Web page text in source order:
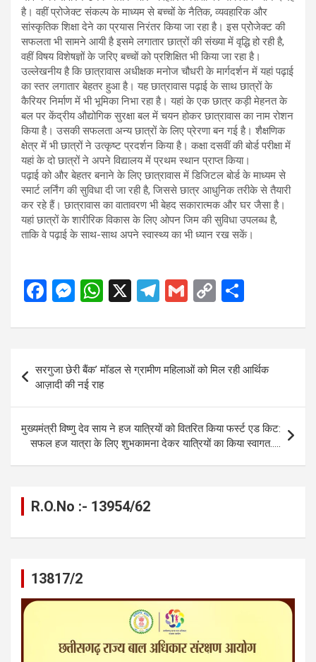
है। वहीं प्रोजेक्ट संकल्प के माध्यम से बच्चों के नैतिक, व्यवहारिक और
सांस्कृतिक शिक्षा देने का प्रयास निरंतर किया जा रहा है। इस प्रोेजेक्ट की
सफलता भी सामने आयी है इसमे लगातार छात्रों की संख्या में वृद्धि हो रही है,
वहीं विषय विशेषज्ञों के जरिए बच्चों को प्रशिक्षित भी किया जा रहा है।
उल्लेखनीय है कि छात्रावास अधीक्षक मनोज चौधरी के मार्गदर्शन में यहां पढ़ाई
का स्तर लगातार बेहतर हुआ है। यह छात्रावास पढ़ाई के साथ छात्रों के
कैरियर निर्माण में भी भूमिका निभा रहा है। यहां के एक छात्र कड़ी मेहनत के
बल पर केंद्रीय औद्योगिक सुरक्षा बल में चयन होकर छात्रावास का नाम रोशन
किया है। उसकी सफलता अन्य छात्रों के लिए प्रेरणा बन गई है। शैक्षणिक
क्षेत्र में भी छात्रों ने उत्कृष्ट प्रदर्शन किया है। कक्षा दसवीं की बोर्ड परीक्षा में
यहां के दो छात्रों ने अपने विद्यालय में प्रथम स्थान प्राप्त किया।
पढ़ाई को और बेहतर बनाने के लिए छात्रावास में डिजिटल बोर्ड के माध्यम से
स्मार्ट लर्निंग की सुविधा दी जा रही है, जिससे छात्र आधुनिक तरीके से तैयारी
कर रहे हैं। छात्रावास का वातावरण भी बेहद सकारात्मक और घर जैसा है।
यहां छात्रों के शारीरिक विकास के लिए ओपन जिम की सुविधा उपलब्ध है,
ताकि वे पढ़ाई के साथ-साथ अपने स्वास्थ्य का भी ध्यान रख सकें।
F
ce
o
o
k
M
se
n
g
er
W
at
s
A
p
p
X
T
e
gr
a
m
G
ail
C
py
Li
n
k
ar
e
navigation
सरगुजा छेरी बैंक’ मॉडल से ग्रामीण महिलाओं को मिल रही आर्थिक
आज़ादी की नई राह
मुख्यमंत्री विष्णु देव साय ने हज यात्रियों को वितरित किया फर्स्ट एड किट:
सफल हज यात्रा के लिए शुभकामना देकर यात्रियों का किया स्वागत…..
R.O.No :- 13954/62
13817/2